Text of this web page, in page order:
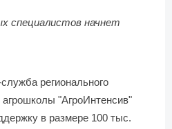
специалистов начнет
регионального
агрошколы "АгроИнтенсив"
в размере 100 тыс.